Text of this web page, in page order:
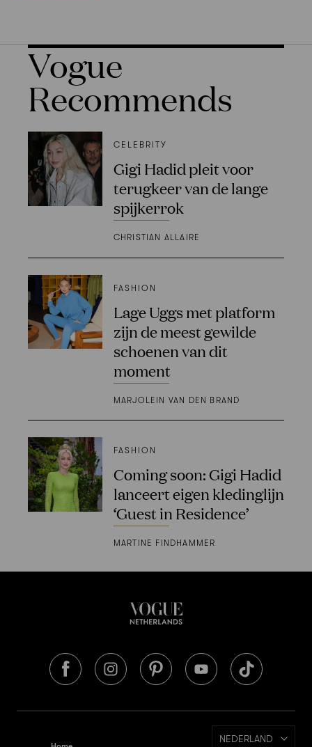
Vogue
Recommends
CELEBRITY
Gigi Hadid pleit voor
terugkeer van de lange
spijkerrok
CHRISTIAN ALLAIRE
FASHION
Lage Uggs met platform
zijn de meest gewilde
schoenen van dit
moment
MARJOLEIN VAN DEN BRAND
FASHION
Coming soon: Gigi Hadid
lanceert eigen kledinglijn
‘Guest in Residence’
MARTINE FINDHAMMER
NEDERLAND